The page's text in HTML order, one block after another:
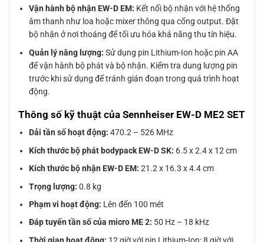
Vận hành bộ nhận EW-D EM: Kết nối bộ nhận với hệ thống
âm thanh như loa hoặc mixer thông qua cổng output. Đặt
bộ nhận ở nơi thoáng để tối ưu hóa khả năng thu tín hiệu.
Quản lý năng lượng: Sử dụng pin Lithium-Ion hoặc pin AA
để vận hành bộ phát và bộ nhận. Kiểm tra dung lượng pin
trước khi sử dụng để tránh gián đoạn trong quá trình hoạt
động.
Thông số kỹ thuật của Sennheiser EW-D ME2 SET
Dải tần số hoạt động: 470.2 – 526 MHz
Kích thước bộ phát bodypack EW-D SK: 6.5 x 2.4 x 12 cm
Kích thước bộ nhận EW-D EM: 21.2 x 16.3 x 4.4 cm
Trọng lượng: 0.8 kg
Phạm vi hoạt động: Lên đến 100 mét
Đáp tuyến tần số của micro ME 2: 50 Hz – 18 kHz
Thời gian hoạt động: 12 giờ với pin Lithium-Ion; 8 giờ với